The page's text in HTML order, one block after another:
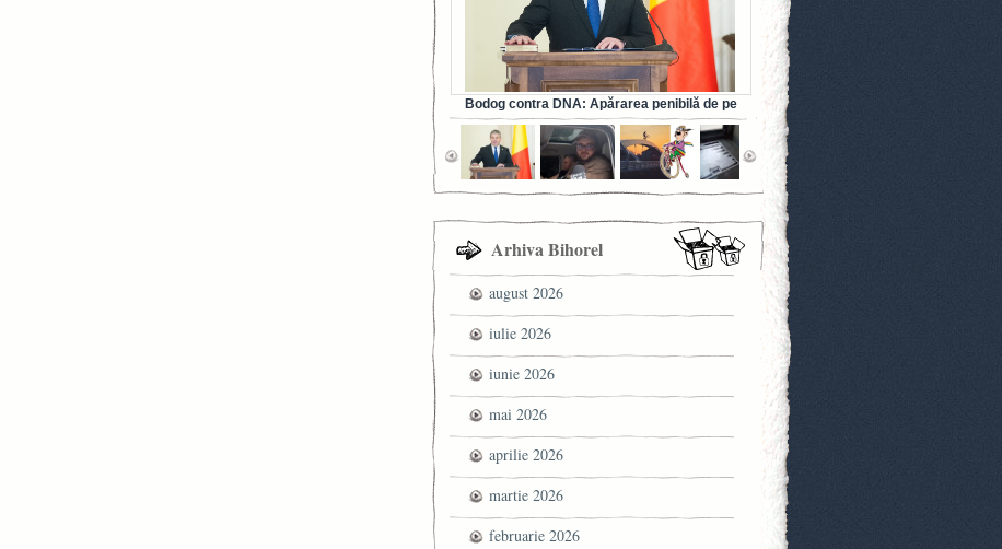
Bodog contra DNA: Apărarea penibilă de pe
Facebook a fostului ministru al Sănătății (VIDEO)
Arhiva Bihorel
august 2026
iulie 2026
iunie 2026
mai 2026
aprilie 2026
martie 2026
februarie 2026